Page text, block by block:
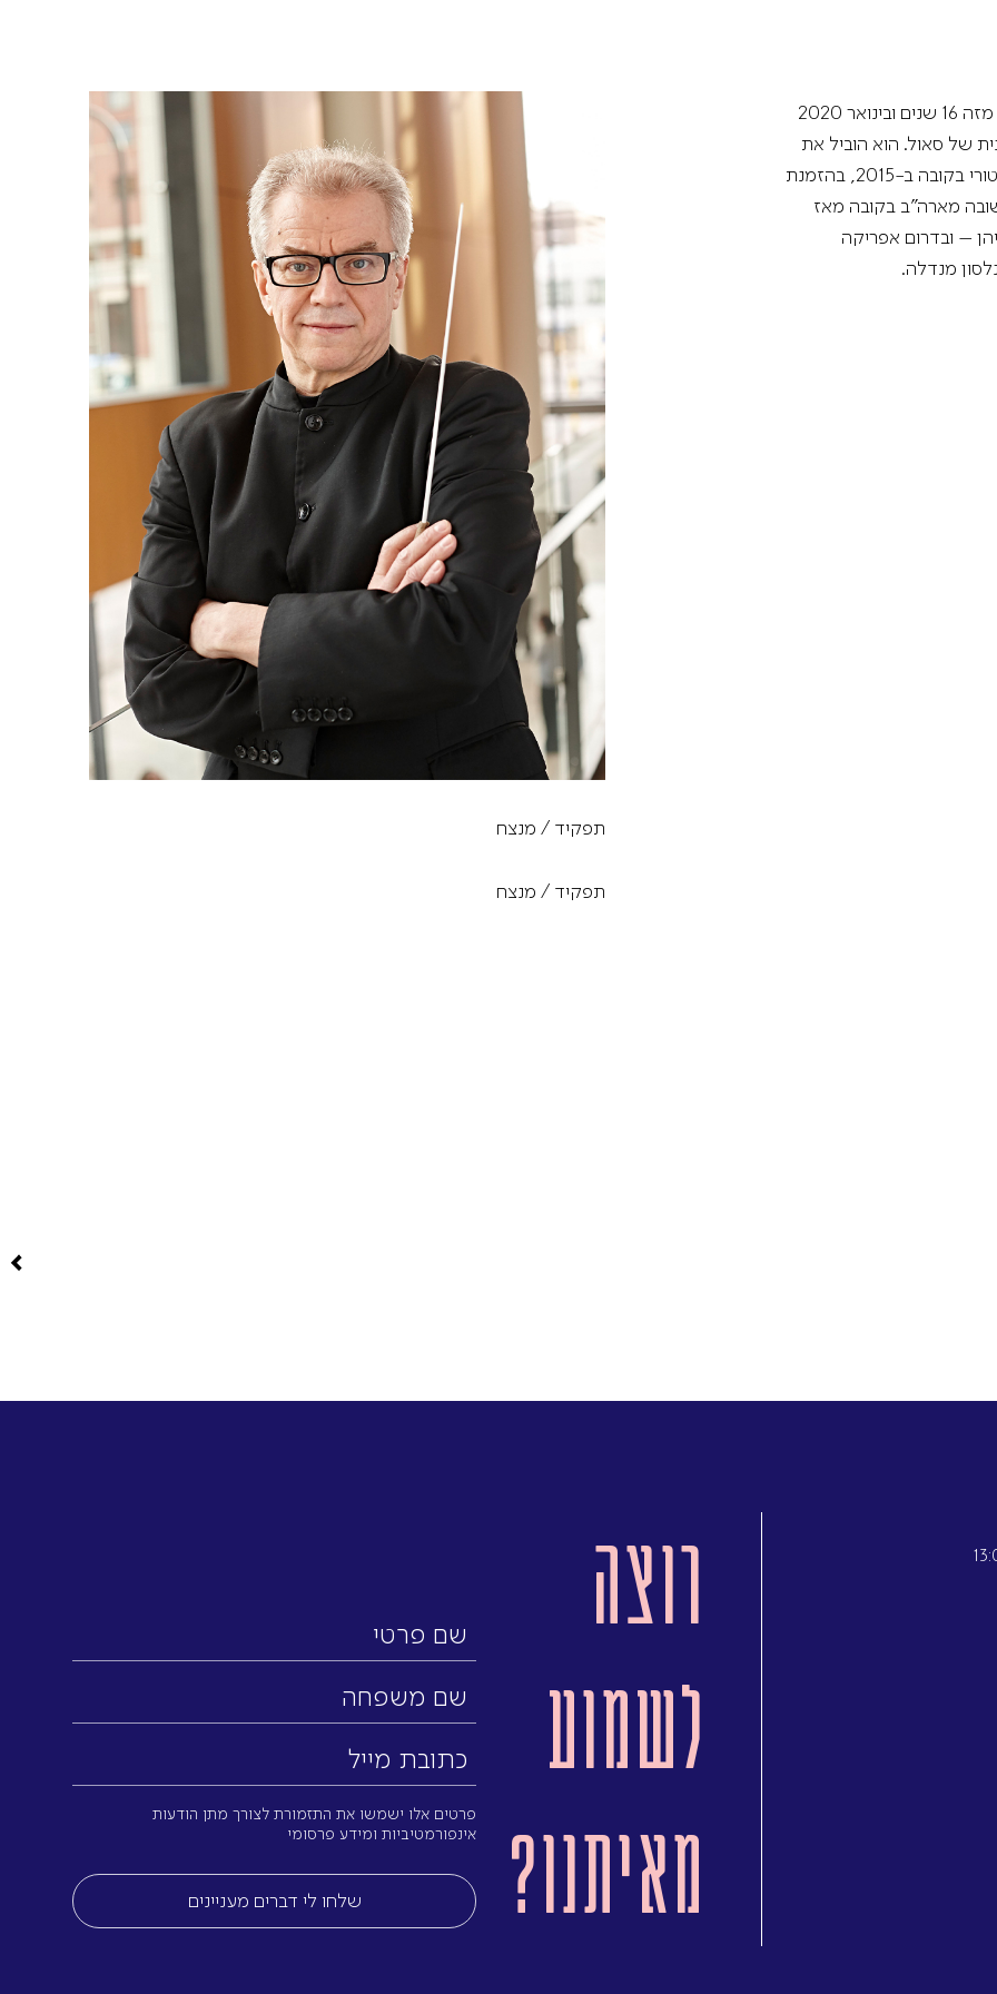
אוסמו ונסקה הוא מנהלה המוזיקלי של תזמורת מינסוטה מזה 16 שנים ובינואר 2020
של סאול. הוא הוביל את
התזמורת בחמישה סיורים חשובים באירופה וכן בסיור היסטורי בקובה ב-2015, בהזמנת
מארה"ב בקובה מאז
– ובדרום אפריקה
תפקיד / מנצח
תפקיד / מנצח
רוצה
לשמוע
מאיתנו?
שם
פרטי
שם
משפחה
כתובת
מייל
(חובה)
פרטים אלו ישמשו את התזמורת לצורך מתן הודעות
אינפורמטיביות ומידע פרסומי